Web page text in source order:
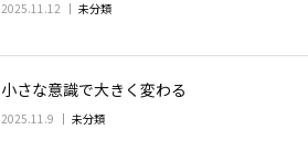
2025.11.12 未分類
小さな意識で大きく変わる
2025.11.9 未分類